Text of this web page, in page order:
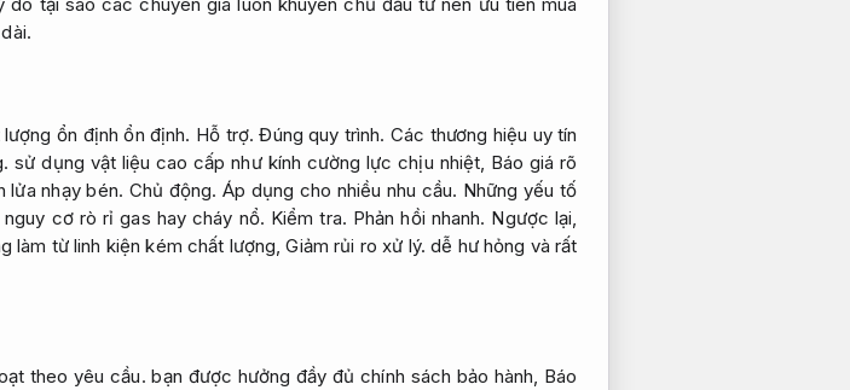
ổn định ổn định. Hỗ trợ. Đúng quy trình. Các thương hiệu uy tín
sử dụng vật liệu cao cấp như kính cường lực chịu nhiệt, Báo giá rõ
lửa nhạy bén. Chủ động. Áp dụng cho nhiều nhu cầu. Những yếu tố
nguy cơ rò rỉ gas hay cháy nổ. Kiểm tra. Phản hồi nhanh. Ngược lại,
làm từ linh kiện kém chất lượng,Giảm rủi ro xử lý. dễ hư hỏng và rất
theo yêu cầu. bạn được hưởng đầy đủ chính sách bảo hành, Báo